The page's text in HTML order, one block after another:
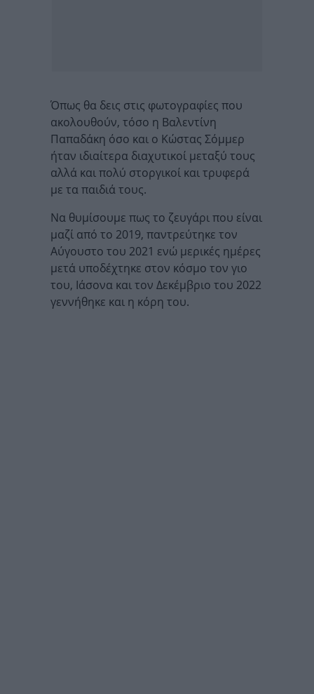
Όπως θα δεις στις φωτογραφίες που
ακολουθούν, τόσο η Βαλεντίνη
Παπαδάκη όσο και ο Κώστας Σόμμερ
ήταν ιδιαίτερα διαχυτικοί μεταξύ τους
αλλά και πολύ στοργικοί και τρυφερά
με τα παιδιά τους.
Να θυμίσουμε πως το ζευγάρι που είναι
μαζί από το 2019, παντρεύτηκε τον
Αύγουστο του 2021 ενώ μερικές ημέρες
μετά υποδέχτηκε στον κόσμο τον γιο
του, Ιάσονα και τον Δεκέμβριο του 2022
γεννήθηκε και η κόρη του.